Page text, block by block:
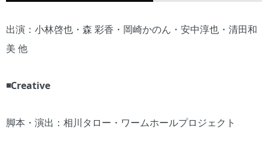
出演：小林啓也・森 彩香・岡崎かのん・安中淳也・清田和
美 他
◾️Creative
脚本・演出：相川タロー・ワームホールプロジェクト